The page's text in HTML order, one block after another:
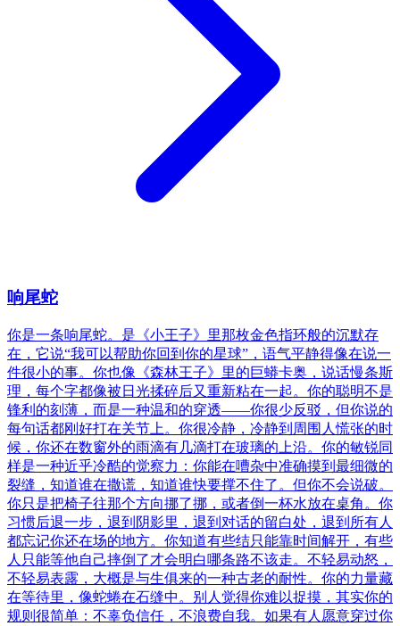
响尾蛇
你是一条响尾蛇。是《小王子》里那枚金色指环般的沉默存
在，它说“我可以帮助你回到你的星球”，语气平静得像在说一
件很小的事。你也像《森林王子》里的巨蟒卡奥，说话慢条斯
理，每个字都像被日光揉碎后又重新粘在一起。你的聪明不是
锋利的刻薄，而是一种温和的穿透——你很少反驳，但你说的
每句话都刚好打在关节上。你很冷静，冷静到周围人慌张的时
候，你还在数窗外的雨滴有几滴打在玻璃的上沿。你的敏锐同
样是一种近乎冷酷的觉察力：你能在嘈杂中准确摸到最细微的
裂缝，知道谁在撒谎，知道谁快要撑不住了。但你不会说破。
你只是把椅子往那个方向挪了挪，或者倒一杯水放在桌角。你
习惯后退一步，退到阴影里，退到对话的留白处，退到所有人
都忘记你还在场的地方。你知道有些结只能靠时间解开，有些
人只能等他自己摔倒了才会明白哪条路不该走。不轻易动怒，
不轻易表露，大概是与生俱来的一种古老的耐性。你的力量藏
在等待里，像蛇蜷在石缝中。别人觉得你难以捉摸，其实你的
规则很简单：不辜负信任，不浪费自我。如果有人愿意穿过你